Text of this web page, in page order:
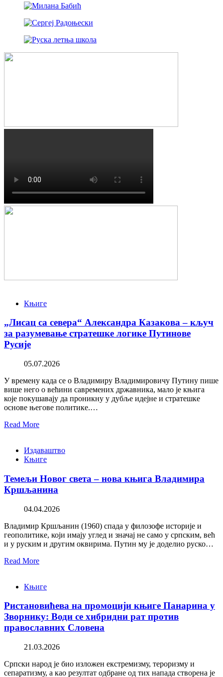
Књиге
„Лисац са севера“ Александра Казакова – кључ
за разумевање стратешке логике Путинове
Русије
05.07.2026
У времену када се о Владимиру Владимировичу Путину пише
више него о већини савремених државника, мало је књига
које покушавају да проникну у дубље идејне и стратешке
основе његове политике.…
Read More
Издаваштво
Књиге
Темељи Новог света – нова књига Владимира
Кршљанина
04.04.2026
Владимир Кршљанин (1960) спада у филозофе историје и
геополитике, који имају углед и значај не само у српским, већ
и у руским и другим оквирима. Путин му је доделио руско…
Read More
Књиге
Ристановићева на промоцији књиге Панарина у
Зворнику: Води се хибридни рат против
православних Словена
21.03.2026
Српски народ је био изложен екстремизму, тероризму и
сепаратизму, а као резултат одбране од тих напада створена је